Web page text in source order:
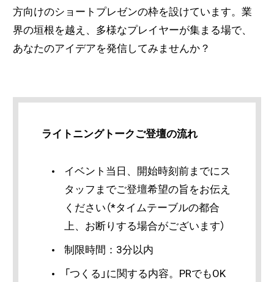
方向けのショートプレゼンの枠を設けています。業
界の垣根を越え、多様なプレイヤーが集まる場で、
あなたのアイデアを発信してみませんか？
ライトニングトークご登壇の流れ
イベント当日、開始時刻前までにス
タッフまでご登壇希望の旨をお伝え
ください（*タイムテーブルの都合
上、お断りする場合がございます）
制限時間：3分以内
「つくる」に関する内容。PRでもOK